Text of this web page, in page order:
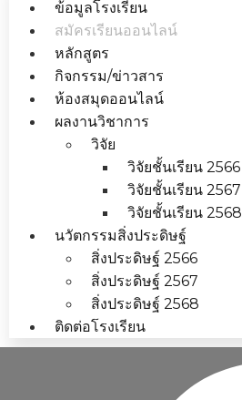
ข้อมูลโรงเรียน
สมัครเรียนออนไลน์
หลักสูตร
กิจกรรม/ข่าวสาร
ห้องสมุดออนไลน์
ผลงานวิชาการ
วิจัย
วิจัยชั้นเรียน 2566
วิจัยชั้นเรียน 2567
วิจัยชั้นเรียน 2568
นวัตกรรมสิ่งประดิษฐ์
สิ่งประดิษฐ์ 2566
สิ่งประดิษฐ์ 2567
สิ่งประดิษฐ์ 2568
ติดต่อโรงเรียน